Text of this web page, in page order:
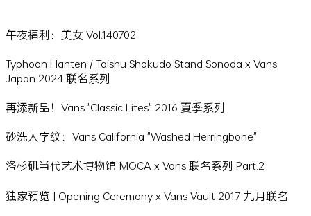
午夜福利：美女 Vol.140702
Typhoon Hanten / Taishu Shokudo Stand Sonoda x Vans
Japan 2024 联名系列
再添新品！Vans "Classic Lites" 2016 夏季系列
砂洗人字纹：Vans California "Washed Herringbone"
洛杉矶当代艺术博物馆 MOCA x Vans 联名系列 Part.2
独家预览 | Opening Ceremony x Vans Vault 2017 九月联名